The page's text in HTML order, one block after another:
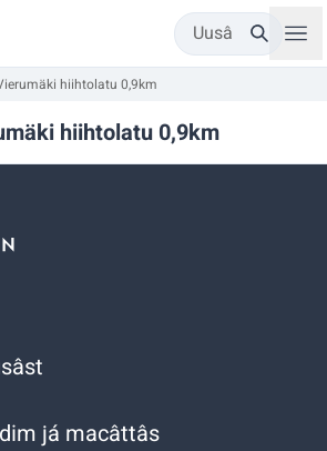
Uusâ
hiihtolatu 0,9km
hiihtolatu 0,9km
já macâttâs